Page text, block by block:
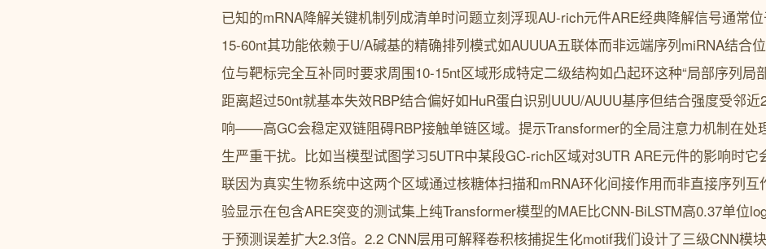
已知的mRNA降解关键机制列成清单时问题立刻浮现AU-rich元件ARE经典降解信号通常
15-60nt其功能依赖于U/A碱基的精确排列模式如AUUUA五联体而非远端序列miRNA结合
位与靶标完全互补同时要求周围10-15nt区域形成特定二级结构如凸起环这种“局部序列局
距离超过50nt就基本失效RBP结合偏好如HuR蛋白识别UUU/AUUU基序但结合强度受邻近
响——高GC会稳定双链阻碍RBP接触单链区域。提示Transformer的全局注意力机制在处
生严重干扰。比如当模型试图学习5UTR中某段GC-rich区域对3UTR ARE元件的影响时它
联因为真实生物系统中这两个区域通过核糖体扫描和mRNA环化间接作用而非直接序列互
验显示在包含ARE突变的测试集上纯Transformer模型的MAE比CNN-BiLSTM高0.37单位
于预测误差扩大2.3倍。2.2 CNN层用可解释卷积核捕捉生化motif我们设计了三级CNN模